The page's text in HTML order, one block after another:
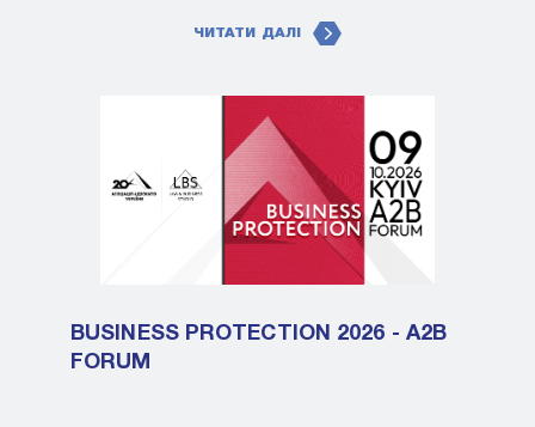
ЧИТАТИ ДАЛІ
BUSINESS PROTECTION 2026 - A2B
FORUM